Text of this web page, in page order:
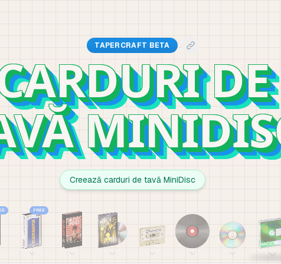
TAPERCRAFT BETA
DE
Creează carduri de tavă MiniDisc
FREE